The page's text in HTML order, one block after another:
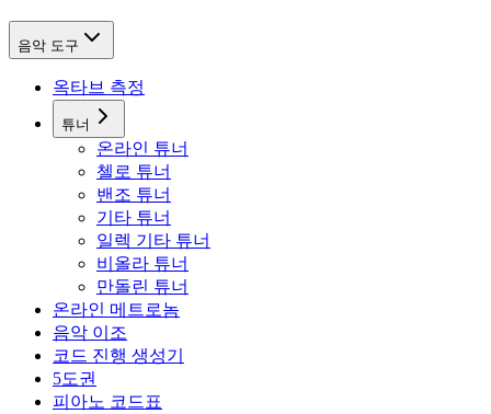
음악 도구
옥타브 측정
튜너
온라인 튜너
첼로 튜너
밴조 튜너
기타 튜너
일렉 기타 튜너
비올라 튜너
만돌린 튜너
온라인 메트로놈
음악 이조
코드 진행 생성기
5도권
피아노 코드표